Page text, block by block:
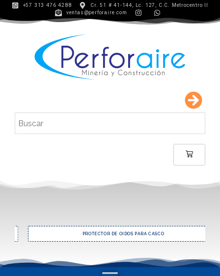
+57 313 476 4288
Cr. 51 # 41-144, Lc. 127, C.C. Metrocentro II
ventas@perforaire.com
PROTECTOR DE OIDOS PARA CASCO